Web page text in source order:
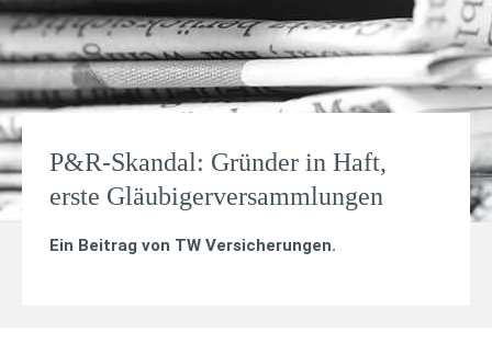
P&R-Skandal: Gründer in Haft,
erste Gläubigerversammlungen
Ein Beitrag von TW Versicherungen.